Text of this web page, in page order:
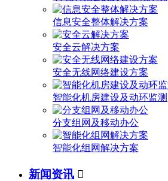
信息安全整体解决方案
安全云解决方案
安全无线网络建设方案
智能化机房建设及动环监测
分支组网及移动办公
智能化组网解决方案
新闻资讯 